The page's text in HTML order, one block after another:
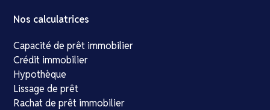
Nos calculatrices
Capacité de prêt immobilier
Crédit immobilier
Hypothèque
Lissage de prêt
Rachat de prêt immobilier